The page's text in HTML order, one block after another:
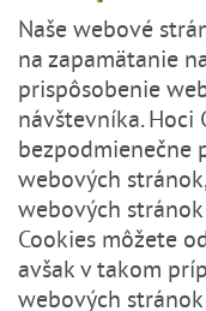
Naše webové
na zapamätanie
prispôsobenie
návštevníka. Hoci
bezpodmienečne
webových
webových
Cookies môžete
avšak v takom
webových